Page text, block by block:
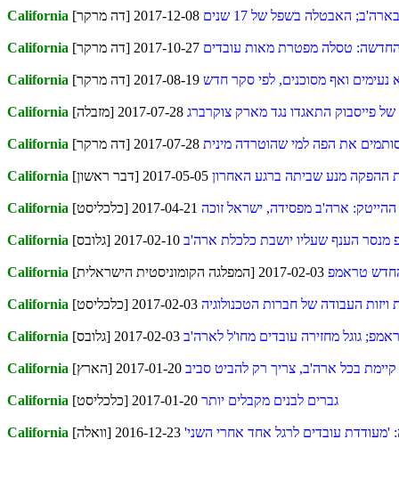
California האבטלה בשפל של 17 שנים
California החדשה: טסלה מפטרת מאות עובדים
California ואף מסוכנים, לפי סקר חדש
California
California את הפה למי שהוטרדה מינית
California ההפקה מנע שביתה ברגע האחרון
California ההייטק: ארה'ב מפסידה, ישראל זוכה
California מנסר הענף שעליו יושבת כלכלת ארה'ב
California טראמפ
California העבודה של חברות הטכנולוגיה
California גוגל מחזירה עובדים מחו'ל לארה'ב
California בכל ארה'ב, צריך רק להביט סביב
California גברים לבנים מקבלים יותר
California 'מעודדת עובדים לרגל אחד אחרי השני'